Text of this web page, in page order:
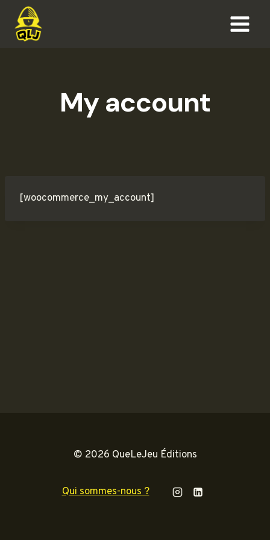
contenu
My account
[woocommerce_my_account]
© 2026 QueLeJeu Éditions
Qui sommes-nous ?